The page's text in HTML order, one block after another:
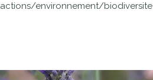
actions/environnement/biodiversite